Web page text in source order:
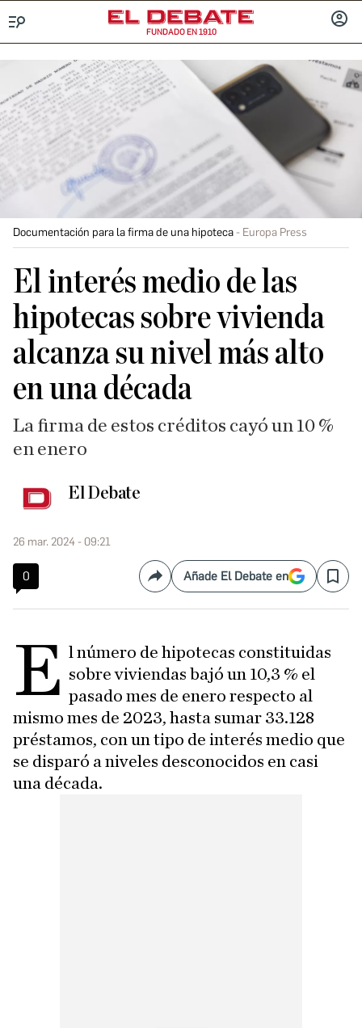
FUNDADO EN 1910
Documentación para la firma de una hipoteca Europa Press
El interés medio de las
hipotecas sobre vivienda
alcanza su nivel más alto
en una década
La firma de estos créditos cayó un 10 %
en enero
El Debate
26 mar. 2024 - 09:21
0 CompartirAñade El Debate en Save
E l número de hipotecas constituidas
sobre viviendas bajó un 10,3 % el
pasado mes de enero respecto al
mismo mes de 2023, hasta sumar 33.128
préstamos, con un tipo de interés medio que
se disparó a niveles desconocidos en casi
una década.